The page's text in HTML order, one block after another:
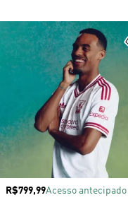
Preço
R$799,99Acesso antecipado